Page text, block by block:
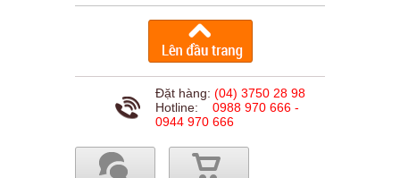
Đặt hàng: (04) 3750 28 98
Hotline: 0988 970 666 -
0944 970 666